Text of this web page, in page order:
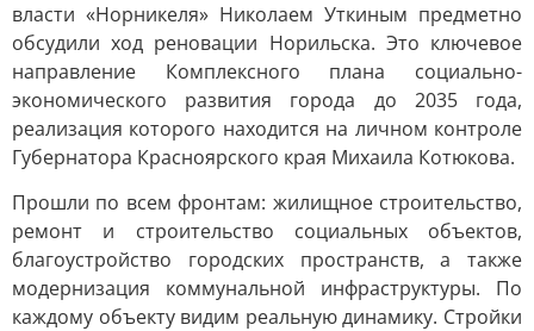
власти «Норникеля» Николаем Уткиным предметно
обсудили ход реновации Норильска. Это ключевое
направление Комплексного плана социально-
экономического развития города до 2035 года,
реализация которого находится на личном контроле
Губернатора Красноярского края Михаила Котюкова.
Прошли по всем фронтам: жилищное строительство,
ремонт и строительство социальных объектов,
благоустройство городских пространств, а также
модернизация коммунальной инфраструктуры. По
каждому объекту видим реальную динамику. Стройки